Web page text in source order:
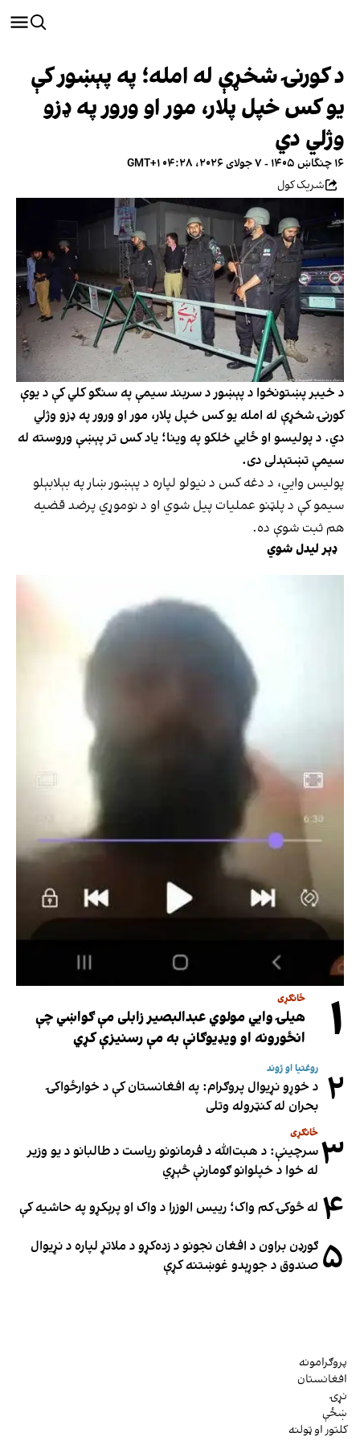
د کورنۍ شخړې له امله؛ په پېښور کې
یو کس خپل پلار، مور او ورور په ډزو
وژلي دي
۱۶ چنگاښ ۱۴۰۵ - ۷ جولای ۲۰۲۶، ۰۴:۲۸ GMT+۱
شریک کول
د خیبر پښتونخوا د پېښور د سربند سيمې په سنګو کلي کې د یوې
کورنۍ شخړې له امله یو کس خپل پلار، مور او ورور په ډزو وژلي
دي. د پوليسو او ځایي خلکو په وینا؛ یاد کس تر پېښې وروسته له
سيمې تښتېدلی دی.
پوليس وایي، د دغه کس د نيولو لپاره د پېښور ښار په بېلابېلو
سيمو کې د پلټنو عملیات پيل شوي او د نوموړي پرضد قضیه
هم ثبت شوې ده.
ډېر لیدل شوي
۱ ځانګړی
هیلۍ وایي مولوي عبدالبصیر زابلی مې ګواښي چې
انځورونه او ویډیوګانې به مې رسنیزې کړي
۲ روغتیا او ژوند
د خوړو نړیوال پروګرام: په افغانستان کې د خوارځواکۍ
بحران له کنټروله وتلی
۳ ځانګړی
سرچینې: د هبت‌الله د فرمانونو ریاست د طالبانو د یو وزیر
له خوا د خپلوانو ګومارنې څېړي
۴ له څوکۍ کم واک؛ رییس الوزرا د واک او پرېکړو په حاشیه کې
۵ ګورډن براون د افغان نجونو د زده‌کړو د ملاتړ لپاره د نړیوال
صندوق د جوړېدو غوښتنه کړې
پروګرامونه
افغانستان
نړۍ
ښځې
کلتور او ټولنه